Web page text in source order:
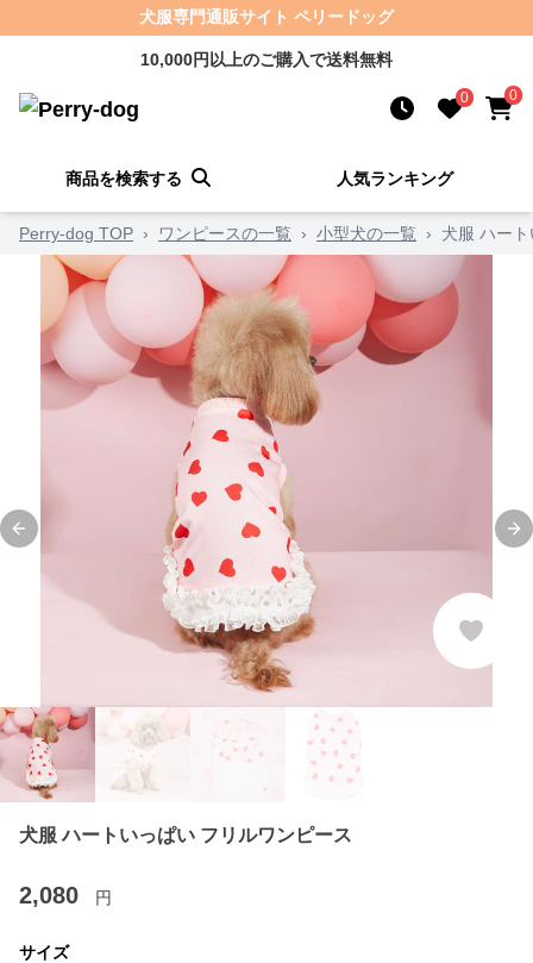
犬服専門通販サイト ペリードッグ
10,000円以上のご購入で送料無料
0 0
商品を検索する 人気ランキング
Perry-dog TOP › ワンピースの一覧 › 小型犬の一覧 › 犬服 ハー
Previous slide
犬服 ハートいっぱい フリルワンピース
2,080 円
サイズ